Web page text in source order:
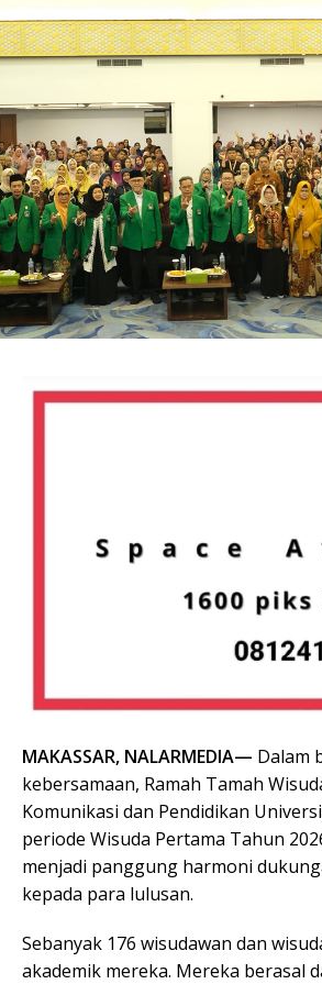
MAKASSAR, NALARMEDIA— Dalam
kebersamaan, Ramah Tamah
Komunikasi dan Pendidikan
periode Wisuda Pertama Tahun
menjadi panggung harmoni
kepada para lulusan.
Sebanyak 176 wisudawan dan
akademik mereka. Mereka berasal